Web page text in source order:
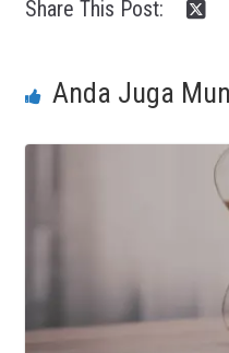
Share This Post:
Anda Juga